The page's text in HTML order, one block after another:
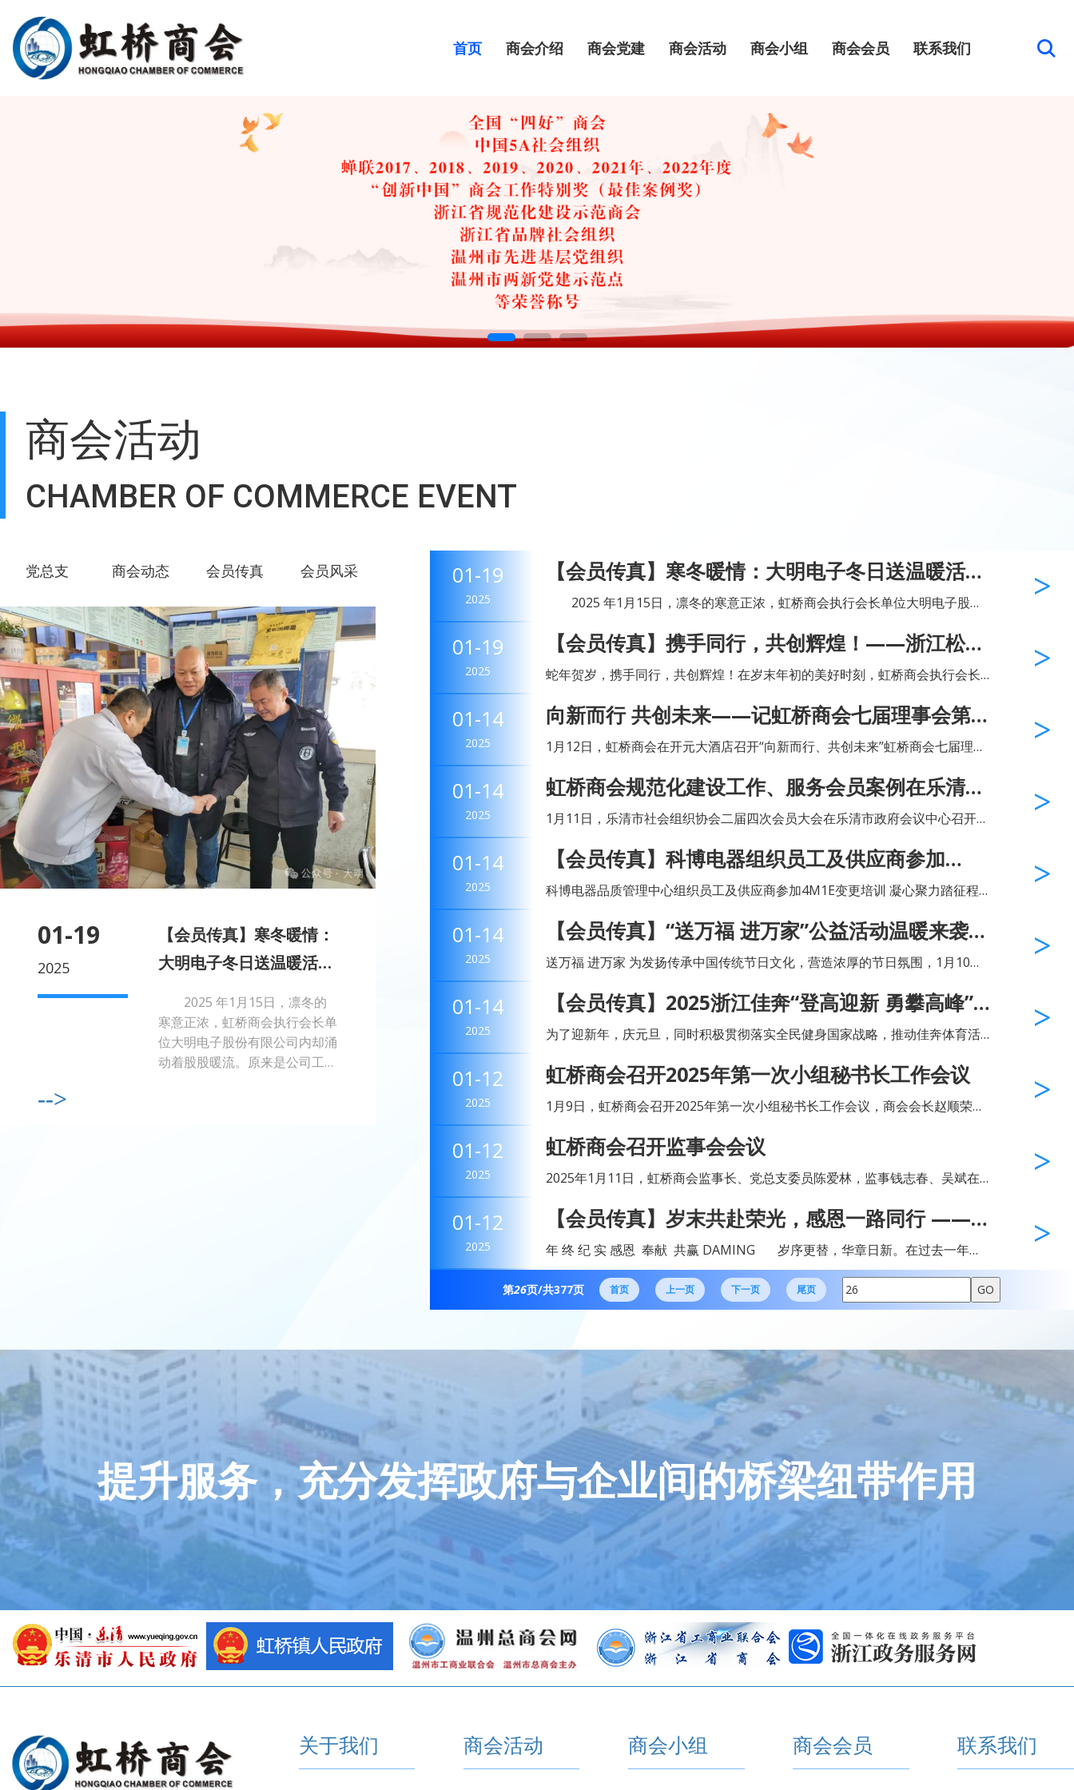
首页 商会介绍 商会党建 商会活动 商会小组 商会会员 联系我们
商会活动
CHAMBER OF COMMERCE EVENT
党总支 商会动态 会员传真 会员风采
01-19
2025
【会员传真】寒冬暖情：
大明电子冬日送温暖活动
2025 年1月15日，凛冬的
寒意正浓，虹桥商会执行会长单
位大明电子股份有限公司内却涌
动着股股暖流。原来是公司工会
-->
01-19
2025
【会员传真】寒冬暖情：大明电子冬日送温暖活动
温情启幕
2025 年1月15日，凛冬的寒意正浓，虹桥商会执行会长单位大明电子股份
们，怀揣着对员工满满的...
01-19
2025
【会员传真】携手同行，共创辉煌！——浙江松成
电子有限公司年末聚餐活动
蛇年贺岁，携手同行，共创辉煌！在岁末年初的美好时刻，虹桥商会执行会长
员工欢聚一堂，共同庆祝过去一年的辛勤付出和取得的成就。聚餐活动...
01-14
2025
向新而行 共创未来——记虹桥商会七届理事会第
六次大会
1月12日，虹桥商会在开元大酒店召开“向新而行、共创未来”虹桥商会七届理事
秘书长共计126人参加了会议。会议特邀乐清市委统战部副部长、...
01-14
2025
虹桥商会规范化建设工作、服务会员案例在乐清市
社会组织协会大会上作典型发言
1月11日，乐清市社会组织协会二届四次会员大会在乐清市政府会议中心召开，
化建设工作、服务会员典型案例。 多年来，虹桥商会...
01-14
2025
【会员传真】科博电器组织员工及供应商参加
4M1E变更培训
科博电器品质管理中心组织员工及供应商参加4M1E变更培训 凝心聚力踏征程
量问题发生，通过对零部件...
01-14
2025
【会员传真】“送万福 进万家”公益活动温暖来袭
——合兴
送万福 进万家 为发扬传承中国传统节日文化，营造浓厚的节日氛围，1月10
春送福 无联不成春，有...
01-14
2025
【会员传真】2025浙江佳奔“登高迎新 勇攀高峰”
登山赛
为了迎新年，庆元旦，同时积极贯彻落实全民健身国家战略，推动佳奔体育活
行会长单位浙江佳奔“登高迎新 勇攀高峰”登山赛活动在白龙山隆重...
01-12
2025
虹桥商会召开2025年第一次小组秘书长工作会议
1月9日，虹桥商会召开2025年第一次小组秘书长工作会议，商会会长赵顺荣，
议。商会秘书长林丹主持了会议。 商会办公室主任高泉智就《虹...
01-12
2025
虹桥商会召开监事会会议
2025年1月11日，虹桥商会监事长、党总支委员陈爱林，监事钱志春、吴斌在
议。虹桥商会监事会严格按照《乐清市虹桥商会章程》和有关法律法规...
01-12
2025
【会员传真】岁末共赴荣光，感恩一路同行 ——
大明电子2024年年终表彰暨答谢晚会圆满举行
年 终 纪 实 感恩 奉献 共赢 DAMING 岁序更替，华章日新。在过去一年的
逐梦征程中，虹桥商会执行会长单位大明电子股份有限公司全体员工以拼搏...
第26页/共377页 首页 上一页 下一页 尾页
提升服务，充分发挥政府与企业间的桥梁纽带作用
关于我们 商会活动 商会小组 商会会员 联系我们